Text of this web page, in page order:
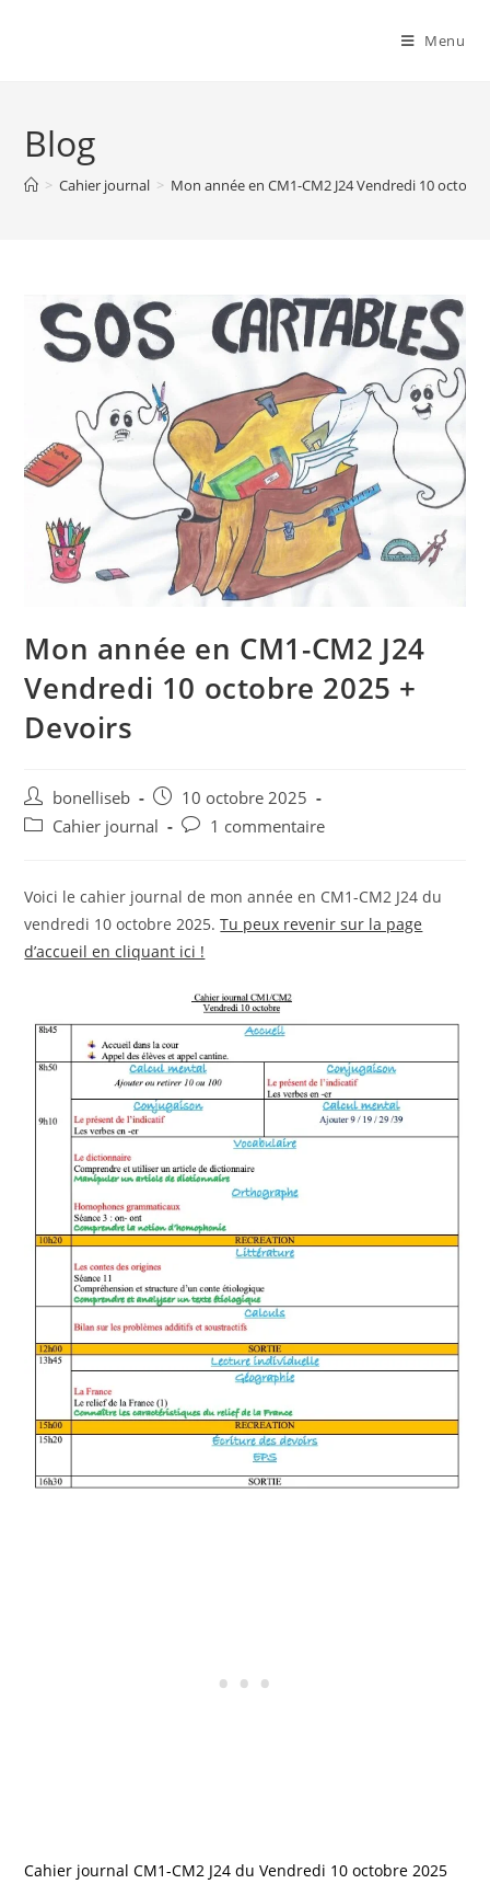
Menu
Blog
> Cahier journal > Mon année en CM1-CM2 J24 Vendredi 10
Mon année en CM1-CM2 J24
Vendredi 10 octobre 2025 +
Devoirs
bonelliseb
10 octobre 2025
Cahier journal
1 commentaire
Voici le cahier journal de mon année en CM1-CM2 J24 du
vendredi 10 octobre 2025.Tu peux revenir sur la page
d’accueil en cliquant ici !
Cahier journal CM1-CM2 J24 du Vendredi 10 octobre 2025